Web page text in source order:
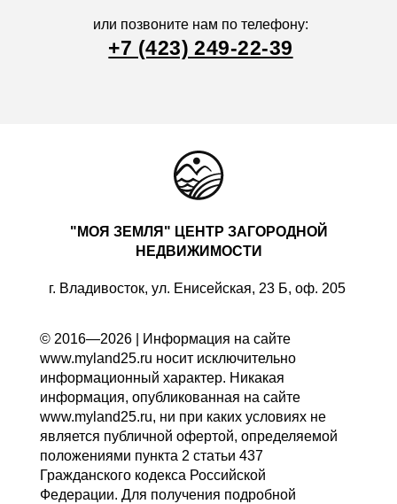
или позвоните нам по телефону:
+7 (423) 249-22-39
"МОЯ ЗЕМЛЯ" ЦЕНТР ЗАГОРОДНОЙ
НЕДВИЖИМОСТИ
г. Владивосток, ул. Енисейская, 23 Б, оф. 205
© 2016—2026 | Информация на сайте
www.myland25.ru носит исключительно
информационный характер. Никакая
информация, опубликованная на сайте
www.myland25.ru, ни при каких условиях не
является публичной офертой, определяемой
положениями пункта 2 статьи 437
Гражданского кодекса Российской
Федерации. Для получения подробной